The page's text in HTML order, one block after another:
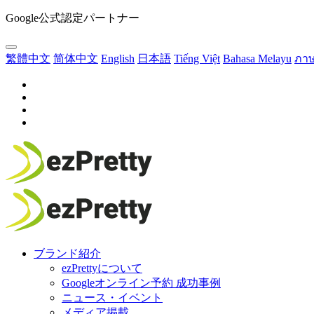
Google公式認定パートナー
繁體中文 简体中文 English 日本語 Tiếng Việt Bahasa Melayu ภา
ブランド紹介
ezPrettyについて
Googleオンライン予約 成功事例
ニュース・イベント